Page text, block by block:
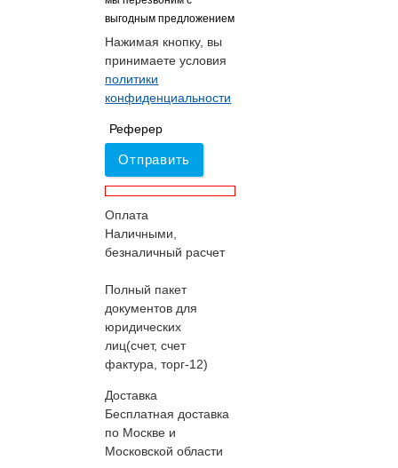
выгодным предложением
Нажимая кнопку, вы
принимаете условия
политики
конфиденциальности
Реферер
Отправить
Оплата
Наличными,
безналичный расчет
Полный пакет
документов для
юридических
лиц(счет, счет
фактура, торг-12)
Доставка
Бесплатная доставка
по Москве и
Московской области